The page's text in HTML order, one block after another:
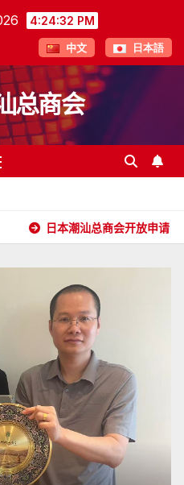
4:24:33 PM
中文 日本語
总商会
商会开放申请 2026年5月